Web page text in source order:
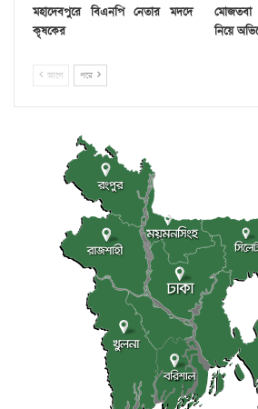
মহাদেবপুরে বিএনপি নেতার মদদে
কৃষকের
মোজতবা
নিয়ে
আগে পরে